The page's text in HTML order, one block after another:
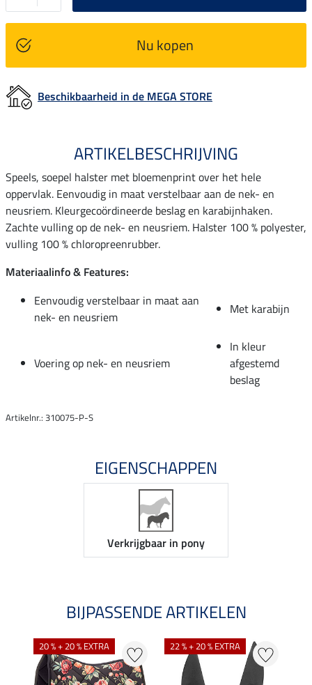
Nu kopen
Beschikbaarheid in de MEGA STORE
ARTIKELBESCHRIJVING
Speels, soepel halster met bloemenprint over het hele
oppervlak. Eenvoudig in maat verstelbaar aan de nek- en
neusriem. Kleurgecoördineerde beslag en karabijnhaken.
Zachte vulling op de nek- en neusriem. Halster 100 % polyester,
vulling 100 % chloropreenrubber.
Materiaalinfo & Features:
Eenvoudig verstelbaar in maat aan
nek- en neusriem
Met karabijn
Voering op nek- en neusriem
In kleur
afgestemd
beslag
Artikelnr.: 310075-P-S
EIGENSCHAPPEN
Verkrijgbaar in pony
BIJPASSENDE ARTIKELEN
20 % + 20 % EXTRA 22 % + 20 % EXTRA